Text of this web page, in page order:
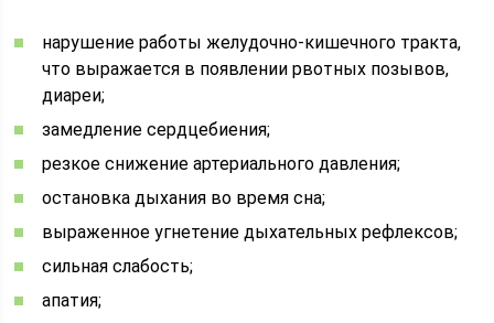
нарушение работы желудочно-кишечного тракта,
что выражается в появлении рвотных позывов,
диареи;
замедление сердцебиения;
резкое снижение артериального давления;
остановка дыхания во время сна;
выраженное угнетение дыхательных рефлексов;
сильная слабость;
апатия;